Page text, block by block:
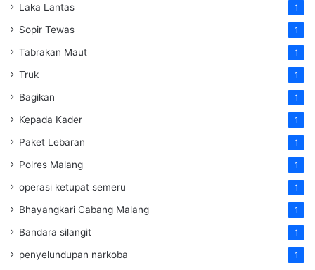
Laka Lantas 1
Sopir Tewas 1
Tabrakan Maut 1
Truk 1
Bagikan 1
Kepada Kader 1
Paket Lebaran 1
Polres Malang 1
operasi ketupat semeru 1
Bhayangkari Cabang Malang 1
Bandara silangit 1
penyelundupan narkoba 1